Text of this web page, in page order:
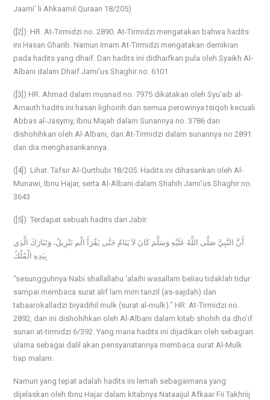
Jaami’ li Ahkaamil Quraan 18/205)
([2]) HR. At-Tirmidzi no. 2890. At-Tirmidzi mengatakan bahwa hadits
ini Hasan Gharib. Namun Imam At-Tirmidzi mengatakan demikian
pada hadits yang dhaif. Dan hadits ini didhaifkan pula oleh Syaikh Al-
Albani dalam Dhaif Jami’us Shaghir no. 6101
([3]) HR. Ahmad dalam musnad no. 7975 dikatakan oleh Syu’aib al-
Arnauth hadits ini hasan lighoirih dan semua perowinya tsiqoh kecuali
Abbas al-Jasymy, Ibnu Majah dalam Sunannya no. 3786 dan
dishohihkan oleh Al-Albani, dan At-Tirmidzi dalam sunannya no 2891
dan dia menghasankannya.
([4]) Lihat: Tafsir Al-Qurthubi 18/205. Hadits ini dihasankan oleh Al-
Munawi, Ibnu Hajar, serta Al-Albani dalam Shahih Jami’us Shaghir no.
3643
([5]) Terdapat sebuah hadits dari Jabir:
أَنَّ النَّبِيَّ صَلَّى اللَّهُ عَلَيْهِ وَسَلَّمَ كَانَ لاَ يَنَامُ حَتَّى يَقْرَأَ الْم تَنْزِيلُ، وَتَبَارَكَ الَّذِي
بِيَدِهِ الْمُلْكُ
“sesungguhnya Nabi shallallahu ‘alaihi wasallam beliau tidaklah tidur
sampai membaca surat alif lam mim tanzil (as-sajdah) dan
tabaarokalladzi biyadihil mulk (surat al-mulk).” HR. At-Tirmidzi no.
2892, dan ini dishohihkan oleh Al-Albani dalam kitab shohih da dho’if
sunan at-tirmidzi 6/392. Yang mana hadits ini dijadikan oleh sebagian
ulama sebagai dalil akan pensyariatannya membaca surat Al-Mulk
tiap malam.
Namun yang tepat adalah hadits ini lemah sebagaimana yang
dijelaskan oleh Ibnu Hajar dalam kitabnya Nataaijul Afkaar Fii Takhriij